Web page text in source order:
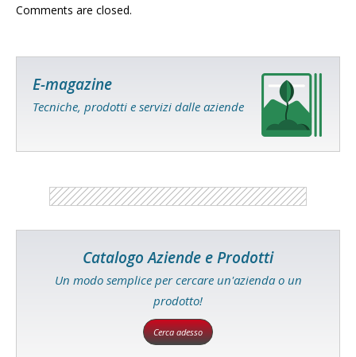
Comments are closed.
E-magazine
Tecniche, prodotti e servizi dalle aziende
Catalogo Aziende e Prodotti
Un modo semplice per cercare un'azienda o un
prodotto!
Cerca adesso